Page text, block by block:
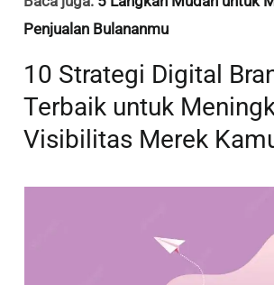
Penjualan Bulananmu
10 Strategi Digital
Terbaik untuk
Visibilitas Merek